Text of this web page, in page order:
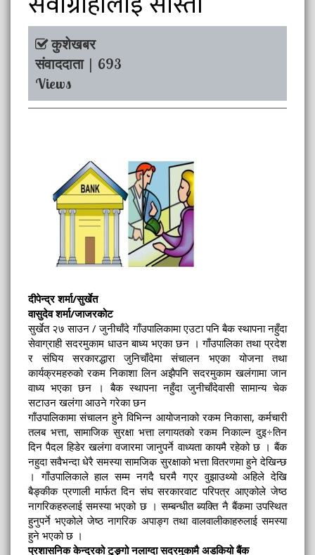
कुशेखबर
संवाददाता | 693
Views
दीपेन्द्र शर्मा/सुर्खेत
वासुदेव शर्मा/जाजरकोट
सुर्खेत २७ साउन / जुनीचाँदे गाँउपालिकामा एउटा पनि बैक स्थापना नहुँदा
सेवाग्राही सदरमुकाम धाउन बाध्य भएका छन । गाँउपालिका तथा प्रदेश
र संघिय सरकारद्धारा जुनिचाँदेमा संचालन भएका योजना तथा
कार्यक्रमहरुको रकम निकाशा लिन अझैपनि सदरमुकाम खलंगामा जान
वाध्य भएका छन । बैक स्थापना नहुँदा जुनीचाँदेवासी सामान्य चेक
सटाउन खलंगा आउने गरेका छन
गाँउपालिकामा संचालन हुने विभिन्न आयोजनाको रकम निकासा, कर्मचारी
तलब भत्ता, सामाजिक सुरक्षा भत्ता लगायतको रकम निकाल्न दुइ÷तिन
दिन पैदल हिडेर खलंगा वजारमा जानुपर्ने वाध्यता कायमै रहेको छ । बैंक
नहुदा सवैभन्दा धेरै समस्या सामजिक सुरक्षाको भत्ता वितरणमा हुने देखिन्छ
। गाँउपालिकाले हाल सम्म नगदै घरमै गएर वुझाउथ्यो अहिले देखि
बैङ्कीक प्रणाली मार्फत दिन संघ सरकारवाट परिपत्र आएकोले जेष्ठ
नागरिकहरुलाई समस्या भएको छ । सम्बन्धीत ब्यक्ति नै बैंकमा उपस्थित
हुनुपर्ने भएकोले जेष्ठ नागरिक अपाङ्ग तथा वालवालीकाहरुलाई समस्या
हुने भएको छ ।
प्रशासनिक केन्द्रको टुङ्गो नलाग्दा सदरमुकामै अडकियो बैंक